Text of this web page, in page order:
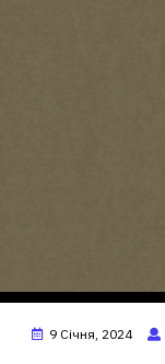
9 Січня, 2024